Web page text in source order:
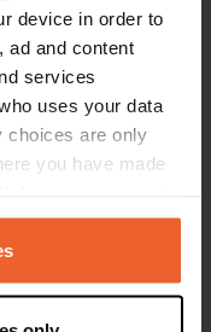
device in order to
ad and content
services
uses your data
choices are only
you have made
or by clicking onCopie